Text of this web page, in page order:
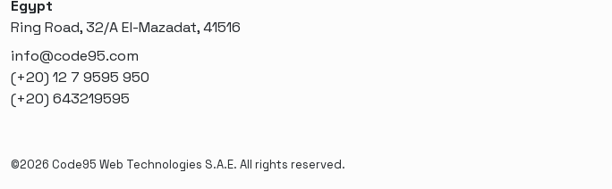
Egypt
Ring Road, 32/A El-Mazadat, 41516
info@code95.com
(+20) 12 7 9595 950
(+20) 643219595
©2026 Code95 Web Technologies S.A.E. All rights reserved.